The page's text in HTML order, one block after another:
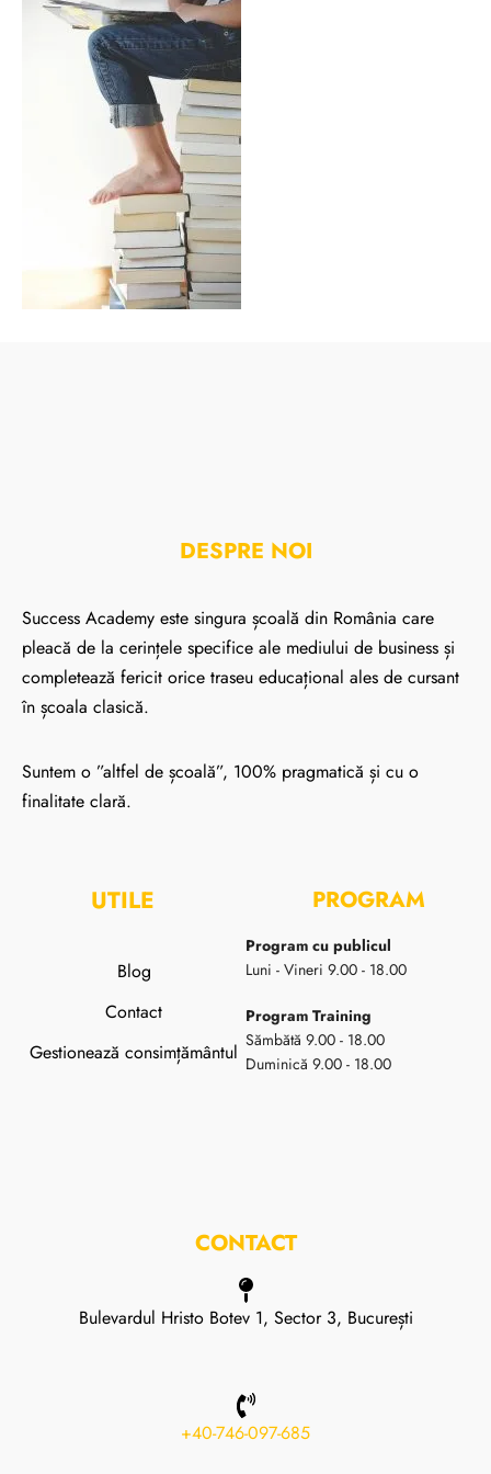
DESPRE NOI
Success Academy este singura școală din România care
pleacă de la cerințele specifice ale mediului de business și
completează fericit orice traseu educațional ales de cursant
în școala clasică.
Suntem o ”altfel de școală”, 100% pragmatică și cu o
finalitate clară.
UTILE
Blog
Contact
Gestionează consimțământul
PROGRAM
Program cu publicul
Luni - Vineri 9.00 - 18.00
Program Training
Sămbătă 9.00 - 18.00
Duminică 9.00 - 18.00
CONTACT
Bulevardul Hristo Botev 1, Sector 3, București
+40-746-097-685